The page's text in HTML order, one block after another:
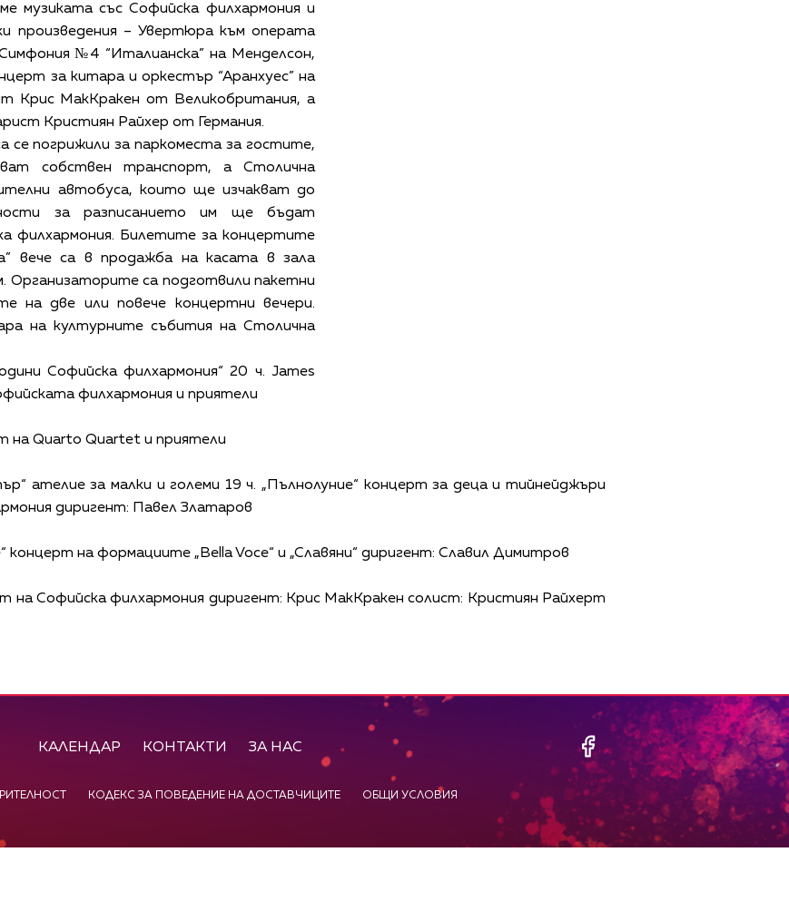
музиката със Софийска филхармония и
произведения – Увертюра към операта
№4 “Италианска” на Менделсон,
за китара и оркестър “Аранхуес” на
Крис МакКракен от Великобритания, а
Кристиян Райхер от Германия.
се погрижили за паркоместа за гостите,
собствен транспорт, а Столична
автобуса, които ще изчакват до
за разписанието им ще бъдат
филхармония. Билетите за концертите
вече са в продажба на касата в зала
Организаторите са подготвили пакетни
на две или повече концертни вечери.
на културните събития на Столична
Софийска филхармония“ 20 ч. James
филхармония и приятели
на Quarto Quartet и приятели
ателие за малки и големи 19 ч. „Пълнолуние“ концерт за деца и тийнейджъри
диригент: Павел Златаров
концерт на формациите „Bella Voce“ и „Славяни“ диригент: Славил Димитров
на Софийска филхармония диригент: Крис МакКракен солист: Кристиян Райхерт
КАЛЕНДАР КОНТАКТИ ЗА НАС
КОДЕКС ЗА ПОВЕДЕНИЕ НА ДОСТАВЧИЦИТЕ ОБЩИ УСЛОВИЯ